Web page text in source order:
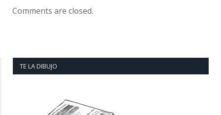
Comments are closed.
TE LA DIBUJO